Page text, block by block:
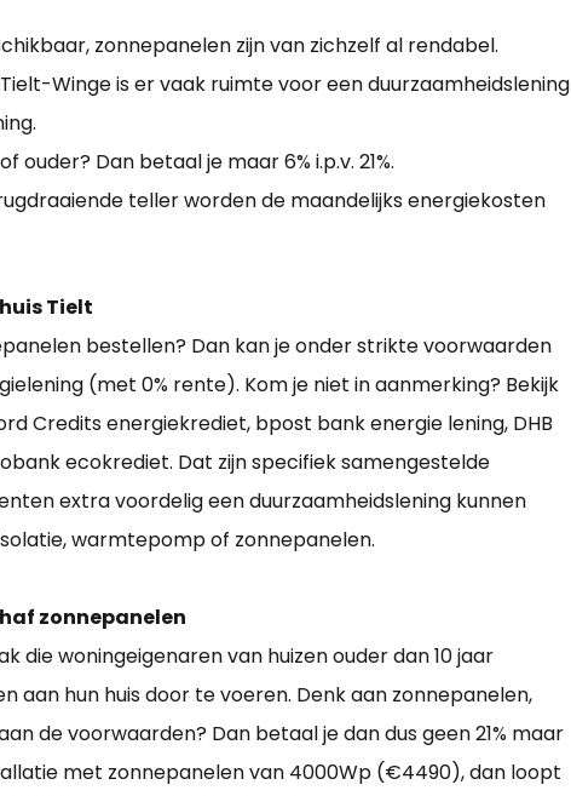
zonnepanelen zijn van zichzelf al rendabel.
Winge is er vaak ruimte voor een duurzaamheidslening
ouder? Dan betaal je maar 6% i.p.v. 21%.
teller worden de maandelijks energiekosten
Tielt
bestellen? Dan kan je onder strikte voorwaarden
(met 0% rente). Kom je niet in aanmerking? Bekijk
Credits energiekrediet, bpost bank energie lening, DHB
ecokrediet. Dat zijn specifiek samengestelde
extra voordelig een duurzaamheidslening kunnen
warmtepomp of zonnepanelen.
zonnepanelen
die woningeigenaren van huizen ouder dan 10 jaar
aan hun huis door te voeren. Denk aan zonnepanelen,
de voorwaarden? Dan betaal je dan dus geen 21% maar
met zonnepanelen van 4000Wp (€4490), dan loopt